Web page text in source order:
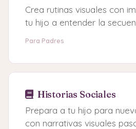
Crea rutinas visuales con
tu hijo a entender la
Para Padres
Historias Sociales
Prepara a tu hijo para
con narrativas visuales